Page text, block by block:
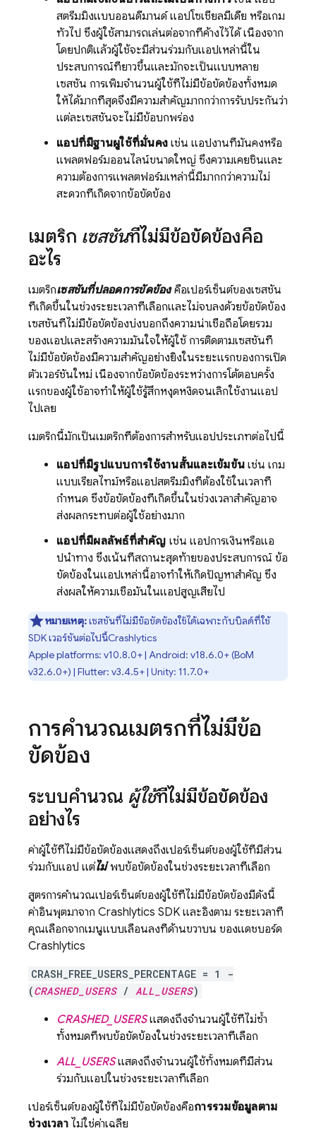
สตรีมมิงแบบออนดีมานด์ แอปโซเชียลมีเดีย หรือเกม
ทั่วไป ซึ่งผู้ใช้สามารถเล่นต่อจากที่ค้างไว้ได้ เนื่องจาก
โดยปกติแล้วผู้ใช้จะมีส่วนร่วมกับแอปเหล่านี้ใน
ประสบการณ์ที่ยาวขึ้นและมักจะเป็นแบบหลาย
เซสชัน การเพิ่มจำนวนผู้ใช้ที่ไม่มีข้อขัดข้องทั้งหมด
ให้ได้มากที่สุดจึงมีความสำคัญมากกว่าการรับประกันว่า
แต่ละเซสชันจะไม่มีข้อบกพร่อง
แอปที่มีฐานผู้ใช้ที่มั่นคง เช่น แอปงานที่มั่นคงหรือ
แพลตฟอร์มออนไลน์ขนาดใหญ่ ซึ่งความเคยชินและ
ความต้องการแพลตฟอร์มเหล่านี้มีมากกว่าความไม่
สะดวกที่เกิดจากข้อขัดข้อง
เมตริก เซสชันที่ไม่มีข้อขัดข้องคือ
อะไร
เมตริกเซสชันที่ปลอดการขัดข้องคือเปอร์เซ็นต์ของเซสชัน
ที่เกิดขึ้นในช่วงระยะเวลาที่เลือกและไม่จบลงด้วยข้อขัดข้อง
เซสชันที่ไม่มีข้อขัดข้องบ่งบอกถึงความน่าเชื่อถือโดยรวม
ของแอปและสร้างความมั่นใจให้ผู้ใช้ การติดตามเซสชันที่
ไม่มีข้อขัดข้องมีความสำคัญอย่างยิ่งในระยะแรกของการเปิด
ตัวเวอร์ชันใหม่ เนื่องจากข้อขัดข้องระหว่างการโต้ตอบครั้ง
แรกของผู้ใช้อาจทำให้ผู้ใช้รู้สึกหงุดหงิดจนเลิกใช้งานแอป
ไปเลย
เมตริกนี้มักเป็นเมตริกที่ต้องการสำหรับแอปประเภทต่อไปนี้
แอปที่มีรูปแบบการใช้งานสั้นและเข้มข้น เช่น เกม
แบบเรียลไทม์หรือแอปสตรีมมิงที่ต้องใช้ในเวลาที่
กำหนด ซึ่งข้อขัดข้องที่เกิดขึ้นในช่วงเวลาสำคัญอาจ
ส่งผลกระทบต่อผู้ใช้อย่างมาก
แอปที่มีผลลัพธ์ที่สำคัญ เช่น แอปการเงินหรือแอ
ปนำทาง ซึ่งเน้นที่สถานะสุดท้ายของประสบการณ์ ข้อ
ขัดข้องในแอปเหล่านี้อาจทำให้เกิดปัญหาสำคัญ ซึ่ง
ส่งผลให้ความเชื่อมั่นในแอปสูญเสียไป
หมายเหตุ:เซสชันที่ไม่มีข้อขัดข้องใช้ได้เฉพาะกับบิลด์ที่ใช้
SDK เวอร์ชันต่อไปนี้Crashlytics
Apple platforms: v10.8.0+ | Android: v18.6.0+ (BoM
v32.6.0+) | Flutter: v3.4.5+ | Unity: 11.7.0+
การคำนวณเมตริกที่ไม่มีข้อ
ขัดข้อง
ระบบคำนวณ ผู้ใช้ที่ไม่มีข้อขัดข้อง
อย่างไร
ค่าผู้ใช้ที่ไม่มีข้อขัดข้องแสดงถึงเปอร์เซ็นต์ของผู้ใช้ที่มีส่วน
ร่วมกับแอป แต่ไม่พบข้อขัดข้องในช่วงระยะเวลาที่เลือก
สูตรการคำนวณเปอร์เซ็นต์ของผู้ใช้ที่ไม่มีข้อขัดข้องมีดังนี้
ค่าอินพุตมาจาก Crashlytics SDK และอิงตาม ระยะเวลาที่
คุณเลือกจากเมนูแบบเลื่อนลงที่ด้านขวาบน ของแดชบอร์ด
Crashlytics
CRASH_FREE_USERS_PERCENTAGE = 1 -
(CRASHED_USERS/ ALL_USERS)
CRASHED_USERSแสดงถึงจำนวนผู้ใช้ที่ไม่ซ้ำ
ทั้งหมดที่พบข้อขัดข้องในช่วงระยะเวลาที่เลือก
ALL_USERSแสดงถึงจำนวนผู้ใช้ทั้งหมดที่มีส่วน
ร่วมกับแอปในช่วงระยะเวลาที่เลือก
เปอร์เซ็นต์ของผู้ใช้ที่ไม่มีข้อขัดข้องคือการรวมข้อมูลตาม
ช่วงเวลาไม่ใช่ค่าเฉลี่ย